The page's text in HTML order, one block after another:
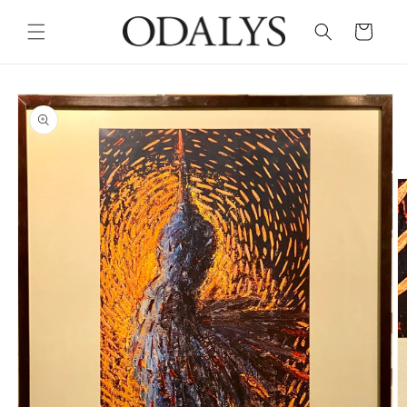
content
Cart
Skip to
product
information